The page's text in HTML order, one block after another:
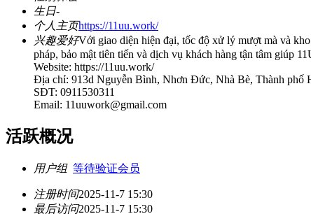
生日-
个人主页https://11uu.work/
兴趣爱好Với giao diện hiện đại, tốc độ xử lý mượt mà và
pháp, bảo mật tiên tiến và dịch vụ khách hàng tận tâm giúp
Website: https://11uu.work/
Địa chỉ: 913d Nguyễn Bình, Nhơn Đức, Nhà Bè, Thành phố
SĐT: 0911530311
Email: 11uuwork@gmail.com
活跃概况
用户组 等待验证会员
注册时间2025-11-7 15:30
最后访问2025-11-7 15:30